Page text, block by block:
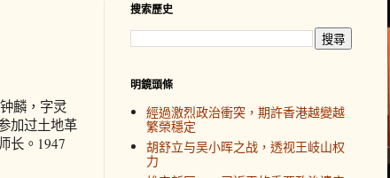
麟，字灵
加过土地革
长。1947
搜索歷史
明鏡頭條
經過激烈政治衝突，期許香港越變越
繁榮穩定
胡舒立与吴小晖之战，透视王岐山权
力